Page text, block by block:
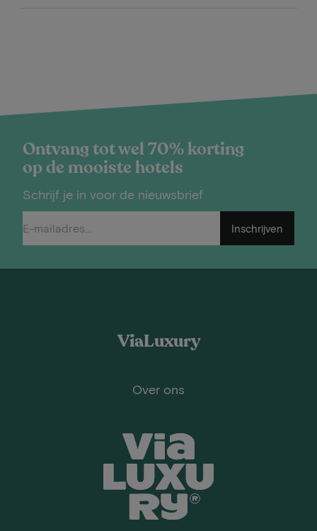
Ontvang tot wel 70% korting
op de mooiste hotels
Schrijf je in voor de nieuwsbrief
Inschrijven
ViaLuxury
Over ons